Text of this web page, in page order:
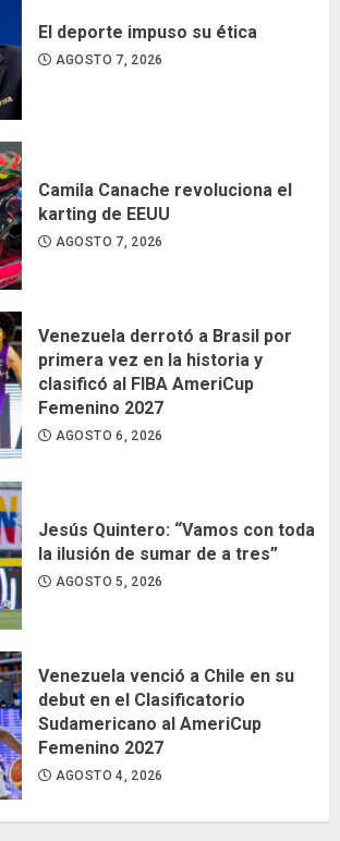
El deporte impuso su ética
AGOSTO 7, 2026
Camila Canache revoluciona el
karting de EEUU
AGOSTO 7, 2026
Venezuela derrotó a Brasil por
primera vez en la historia y
clasificó al FIBA AmeriCup
Femenino 2027
AGOSTO 6, 2026
Jesús Quintero: “Vamos con toda
la ilusión de sumar de a tres”
AGOSTO 5, 2026
Venezuela venció a Chile en su
debut en el Clasificatorio
Sudamericano al AmeriCup
Femenino 2027
AGOSTO 4, 2026